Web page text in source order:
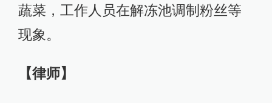
蔬菜，工作人员在解冻池调制粉丝等
现象。
【律师】